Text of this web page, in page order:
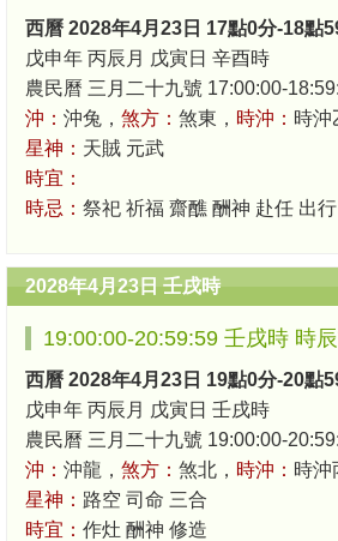
西曆 2028年4月23日 17點0分-18點
戊申年 丙辰月 戊寅日 辛酉時
農民曆 三月二十九號 17:00:00-
沖： 沖兔， 煞方： 煞東， 時沖： 時沖
星神： 天賊 元武
時宜：
時忌： 祭祀 祈福 齋醮 酬神 赴任 出
2028年4月23日 壬戌時
19:00:00-20:59:59 壬戌時 時
西曆 2028年4月23日 19點0分-20點
戊申年 丙辰月 戊寅日 壬戌時
農民曆 三月二十九號 19:00:00-
沖： 沖龍， 煞方： 煞北， 時沖： 時沖
星神： 路空 司命 三合
時宜： 作灶 酬神 修造